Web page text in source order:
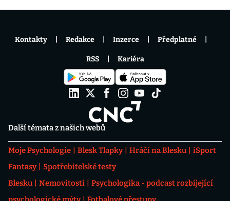
Další témata z našich webů
Moje Psychologie Blesk Tlapky Hráči na Blesku
iSport
Fantasy
Spotřebitelské testy
Blesku
Nemovitosti
Psychologika - podcast rozbíjející
Kontakty Redakce Inzerce Předplatné
RSS Kariéra